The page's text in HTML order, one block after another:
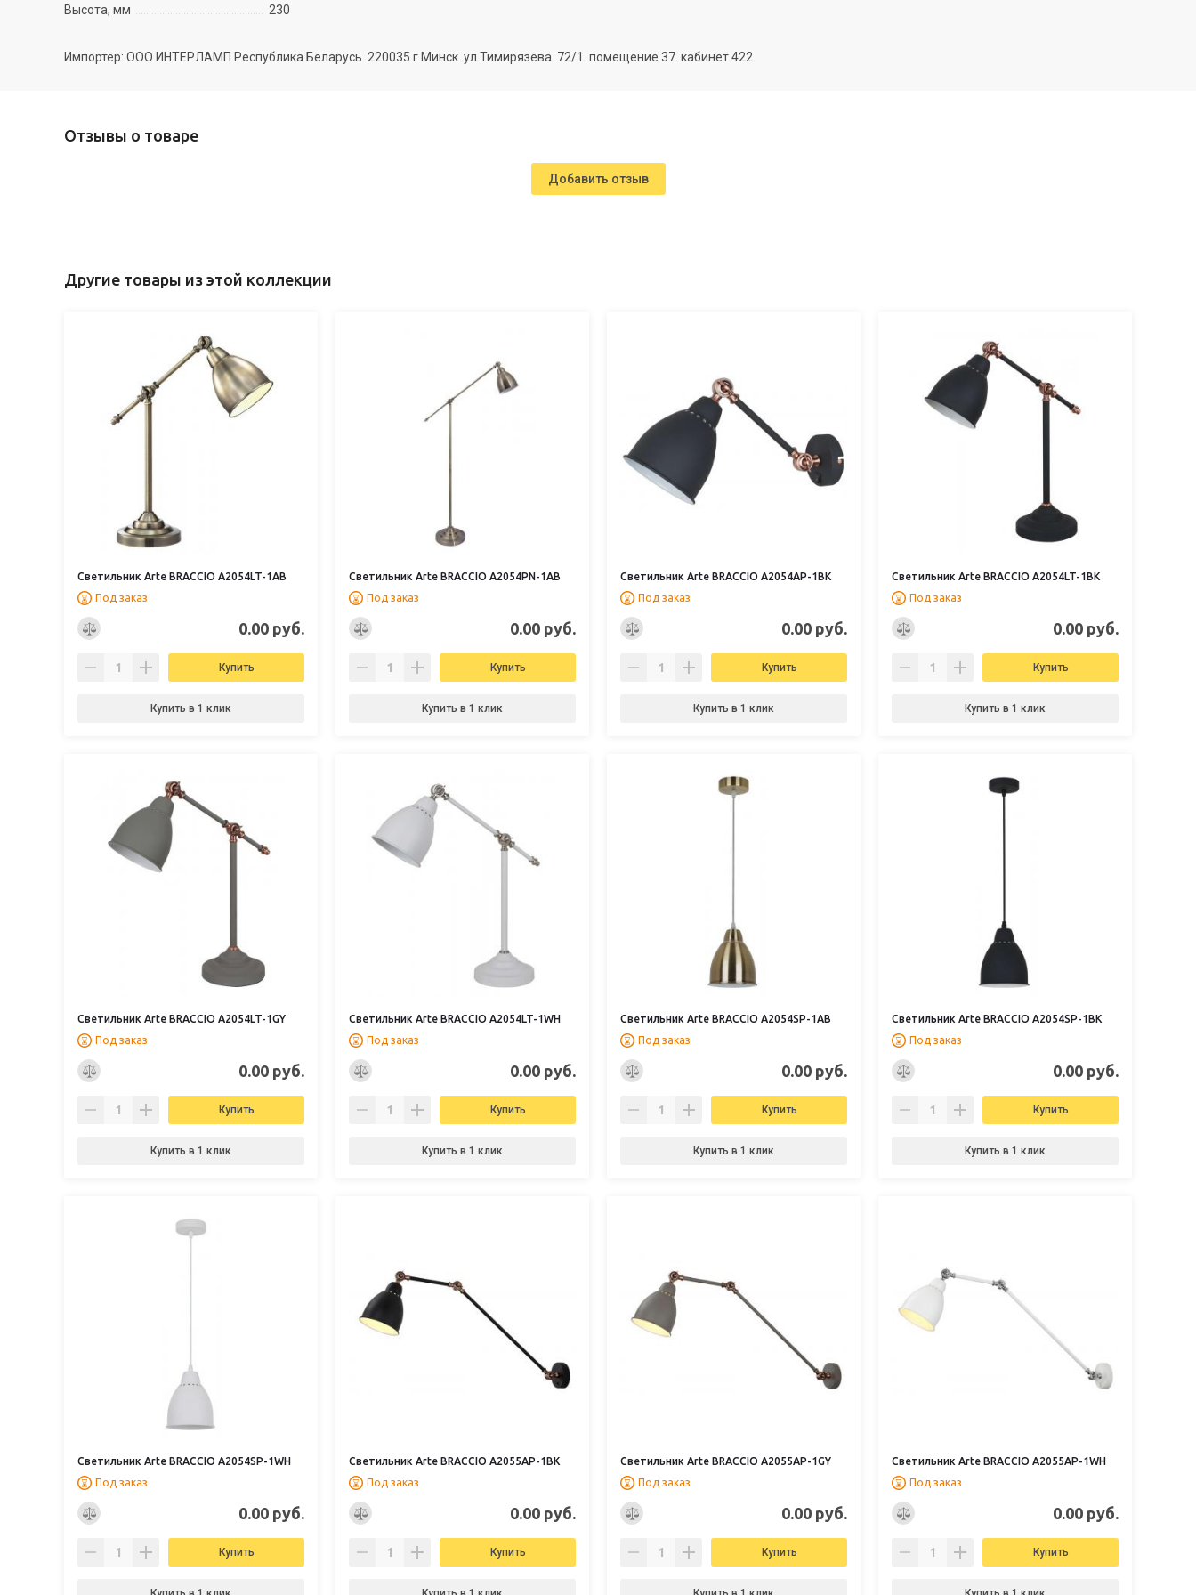
Высота, мм 230
Импортер: ООО ИНТЕРЛАМП Республика Беларусь. 220035 г.Минск. ул.Тимирязева. 72/1. помещение 37. кабинет 422.
Отзывы о товаре
Добавить отзыв
Другие товары из этой коллекции
Светильник Arte BRACCIO A2054LT-1AB
Под заказ
0.00 руб.
Купить
Купить в 1 клик
Светильник Arte BRACCIO A2054PN-1AB
Под заказ
0.00 руб.
Купить
Купить в 1 клик
Светильник Arte BRACCIO A2054AP-1BK
Под заказ
0.00 руб.
Купить
Купить в 1 клик
Светильник Arte BRACCIO A2054LT-1BK
Под заказ
0.00 руб.
Купить
Купить в 1 клик
Светильник Arte BRACCIO A2054LT-1GY
Под заказ
0.00 руб.
Купить
Купить в 1 клик
Светильник Arte BRACCIO A2054LT-1WH
Под заказ
0.00 руб.
Купить
Купить в 1 клик
Светильник Arte BRACCIO A2054SP-1AB
Под заказ
0.00 руб.
Купить
Купить в 1 клик
Светильник Arte BRACCIO A2054SP-1BK
Под заказ
0.00 руб.
Купить
Купить в 1 клик
Светильник Arte BRACCIO A2054SP-1WH
Под заказ
0.00 руб.
Купить
Светильник Arte BRACCIO A2055AP-1BK
Под заказ
0.00 руб.
Купить
Светильник Arte BRACCIO A2055AP-1GY
Под заказ
0.00 руб.
Купить
Светильник Arte BRACCIO A2055AP-1WH
Под заказ
0.00 руб.
Купить